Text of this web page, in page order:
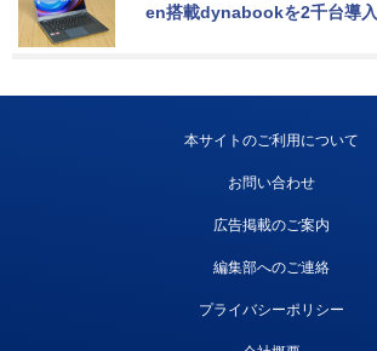
en搭載dynabookを2千台導入
本サイトのご利用について
お問い合わせ
広告掲載のご案内
編集部へのご連絡
プライバシーポリシー